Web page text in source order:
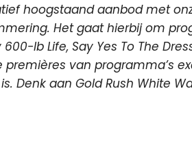
hoogstaand aanbod met
Het gaat hierbij om
lb Life, Say Yes To The
premières van programma’s
Denk aan Gold Rush White